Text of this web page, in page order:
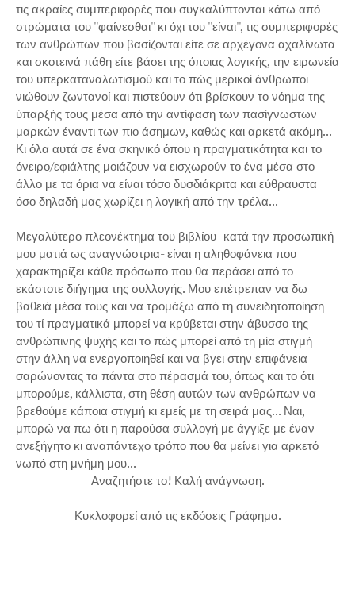
τις ακραίες συμπεριφορές που συγκαλύπτονται κάτω από
στρώματα του ''φαίνεσθαι'' κι όχι του ''είναι'', τις συμπεριφορές
των ανθρώπων που βασίζονται είτε σε αρχέγονα αχαλίνωτα
και σκοτεινά πάθη είτε βάσει της όποιας λογικής, την ειρωνεία
του υπερκαταναλωτισμού και το πώς μερικοί άνθρωποι
νιώθουν ζωντανοί και πιστεύουν ότι βρίσκουν το νόημα της
ύπαρξής τους μέσα από την αντίφαση των πασίγνωστων
μαρκών έναντι των πιο άσημων, καθώς και αρκετά ακόμη...
Κι όλα αυτά σε ένα σκηνικό όπου η πραγματικότητα και το
όνειρο/εφιάλτης μοιάζουν να εισχωρούν το ένα μέσα στο
άλλο με τα όρια να είναι τόσο δυσδιάκριτα και εύθραυστα
όσο δηλαδή μας χωρίζει η λογική από την τρέλα...
Μεγαλύτερο πλεονέκτημα του βιβλίου -κατά την προσωπική
μου ματιά ως αναγνώστρια- είναι η αληθοφάνεια που
χαρακτηρίζει κάθε πρόσωπο που θα περάσει από το
εκάστοτε διήγημα της συλλογής. Μου επέτρεπαν να δω
βαθειά μέσα τους και να τρομάξω από τη συνειδητοποίηση
του τί πραγματικά μπορεί να κρύβεται στην άβυσσο της
ανθρώπινης ψυχής και το πώς μπορεί από τη μία στιγμή
στην άλλη να ενεργοποιηθεί και να βγει στην επιφάνεια
σαρώνοντας τα πάντα στο πέρασμά του, όπως και το ότι
μπορούμε, κάλλιστα, στη θέση αυτών των ανθρώπων να
βρεθούμε κάποια στιγμή κι εμείς με τη σειρά μας... Ναι,
μπορώ να πω ότι η παρούσα συλλογή με άγγιξε με έναν
ανεξήγητο κι αναπάντεχο τρόπο που θα μείνει για αρκετό
νωπό στη μνήμη μου...
Αναζητήστε το! Καλή ανάγνωση.
Κυκλοφορεί από τις εκδόσεις Γράφημα.